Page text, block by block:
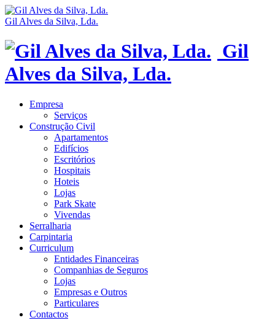
Gil Alves da Silva, Lda.
Gil
Alves da Silva, Lda.
Empresa
Serviços
Construção Civil
Apartamentos
Edifícios
Escritórios
Hospitais
Hoteis
Lojas
Park Skate
Vivendas
Serralharia
Carpintaria
Curriculum
Entidades Financeiras
Companhias de Seguros
Lojas
Empresas e Outros
Particulares
Contactos